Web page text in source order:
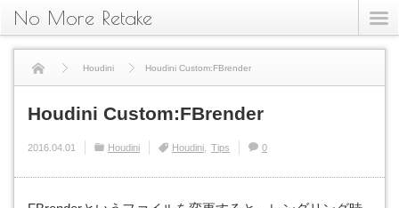
No More Retake
Houdini Houdini Custom:FBrender
Houdini Custom:FBrender
2016.04.01 Houdini Houdini Tips 0